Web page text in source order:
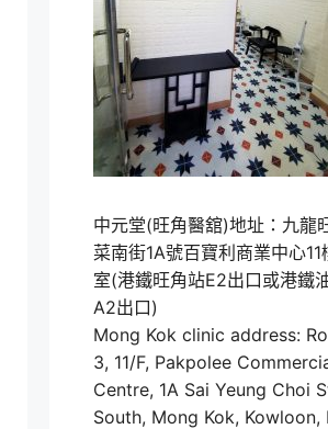
中元堂(旺角醫舘)地址：九龍
菜南街1A號百寶利商業中心
室(港鐵旺角站E2出口或港鐵
A2出口)
Mong Kok clinic address:
3, 11/F, Pakpolee
Centre, 1A Sai Yeung Choi
South, Mong Kok, Kowloon,